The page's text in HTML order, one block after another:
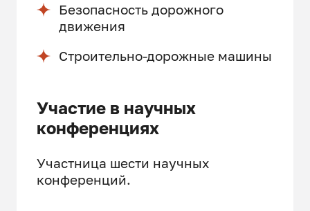
Безопасность дорожного
движения
Строительно-дорожные машины
Участие в научных
конференциях
Участница шести научных
конференций.